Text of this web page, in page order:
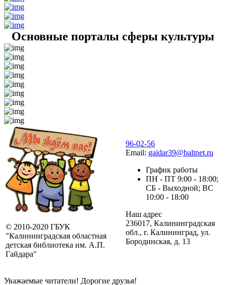
Основные порталы сферы культуры
© 2010-2020 ГБУК
"Калининградская областная
детская библиотека им. А.П.
Гайдара"
96-02-56
Email: gaidar39@baltnet.ru
График работы
ПН - ПТ 9:00 - 18:00;
СБ - Выходной; ВС
10:00 - 18:00
Наш адрес
236017, Калининградская
обл., г. Калининград, ул.
Бородинская, д. 13
Уважаемые читатели! Дорогие друзья!